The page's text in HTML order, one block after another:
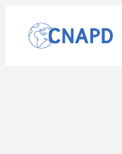
contenu